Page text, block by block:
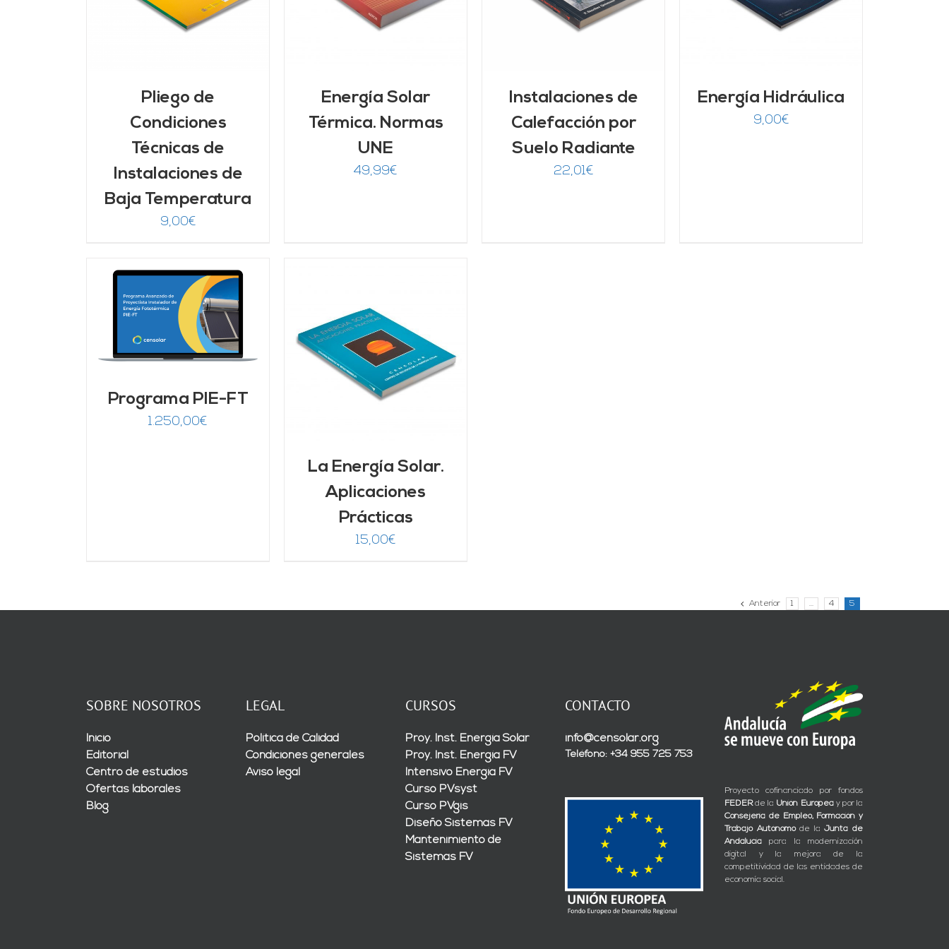
Pliego de
Condiciones
Técnicas de
Instalaciones de
Baja Temperatura
9,00€
Energía Solar
Térmica. Normas
UNE
49,99€
Instalaciones de
Calefacción por
Suelo Radiante
22,01€
Energía Hidráulica
9,00€
Programa PIE-FT
1.250,00€
AÑADIR AL CARRITO
DETALLES
La Energía Solar.
Aplicaciones
Prácticas
15,00€
Anterior 1 … 4 5
SOBRE NOSOTROS
Inicio
Editorial
Centro de estudios
Ofertas laborales
Blog
LEGAL
Política de Calidad
Condiciones generales
Aviso legal
CURSOS
Proy. Inst. Energía Solar
Proy. Inst. Energía FV
Intensivo Energía FV
Curso PVsyst
Curso PVgis
Diseño Sistemas FV
Mantenimiento de
Sistemas FV
CONTACTO
info@censolar.org
Teléfono: +34 955 725 753
Proyecto cofinanciado por fondos
FEDERde la Unión Europeay por la
Consejería de Empleo, Formación y
Trabajo Autónomode laJunta de
Andalucía para la modernización
digital y la mejora de la
competitividad de las entidades de
economía social.